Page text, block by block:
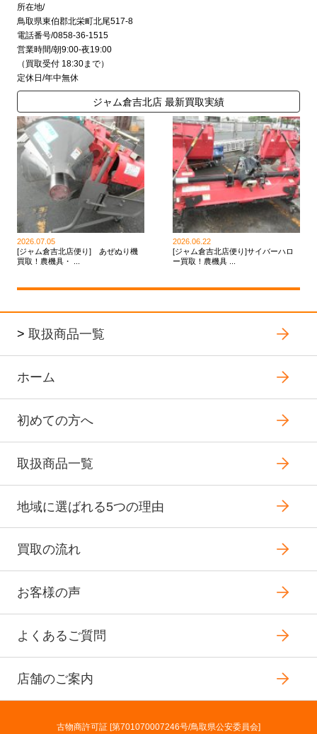
所在地/
鳥取県東伯郡北栄町北尾517-8
電話番号/0858-36-1515
営業時間/朝9:00-夜19:00
（買取受付 18:30まで）
定休日/年中無休
ジャム倉吉北店 最新買取実績
2026.07.05
[ジャム倉吉北店便り] あぜぬり機
買取！農機具・ ...
2026.06.22
[ジャム倉吉北店便り]サイバーハロ
ー買取！農機具 ...
> 取扱商品一覧
ホーム
初めての方へ
取扱商品一覧
地域に選ばれる5つの理由
買取の流れ
お客様の声
よくあるご質問
店舗のご案内
古物商許可証 [第701070007246号/鳥取県公安委員会]